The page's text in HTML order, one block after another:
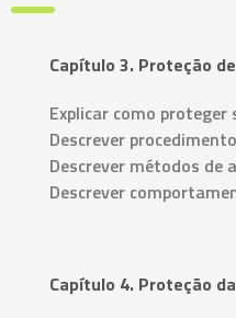
Capítulo 3. Proteção
Explicar como
Descrever
Descrever métodos
Descrever
Capítulo 4. Proteção